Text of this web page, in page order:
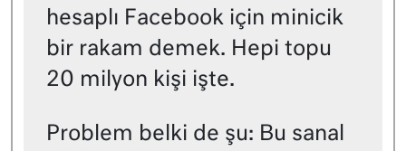
hesaplı Facebook için minicik
bir rakam demek. Hepi topu
20 milyon kişi işte.
Problem belki de şu: Bu sanal